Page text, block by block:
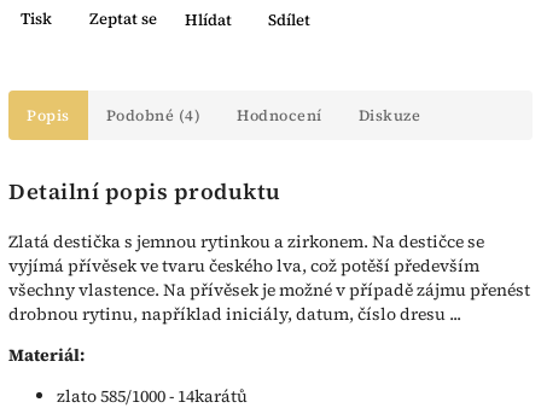
Tisk Zeptat se Hlídat Sdílet
Popis Podobné (4) Hodnocení Diskuze
Detailní popis produktu
Zlatá destička s jemnou rytinkou a zirkonem. Na destičce se
vyjímá přívěsek ve tvaru českého lva, což potěší především
všechny vlastence. Na přívěsek je možné v případě zájmu přenést
drobnou rytinu, například iniciály, datum, číslo dresu ...
Materiál:
zlato 585/1000 - 14karátů